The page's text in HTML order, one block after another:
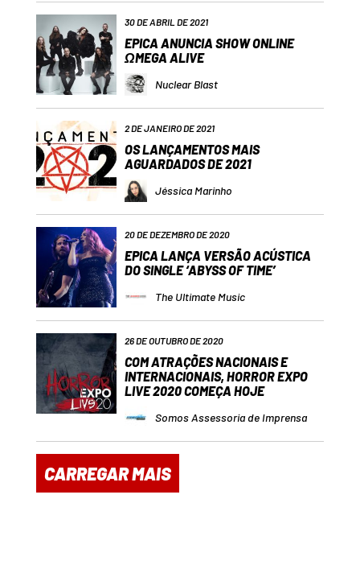
30 DE ABRIL DE 2021
EPICA ANUNCIA SHOW ONLINE
ΩMEGA ALIVE
Nuclear Blast
2 DE JANEIRO DE 2021
OS LANÇAMENTOS MAIS
AGUARDADOS DE 2021
Jéssica Marinho
20 DE DEZEMBRO DE 2020
EPICA LANÇA VERSÃO ACÚSTICA
DO SINGLE ‘ABYSS OF TIME’
The Ultimate Music
26 DE OUTUBRO DE 2020
COM ATRAÇÕES NACIONAIS E
INTERNACIONAIS, HORROR EXPO
LIVE 2020 COMEÇA HOJE
Somos Assessoria de Imprensa
CARREGAR MAIS